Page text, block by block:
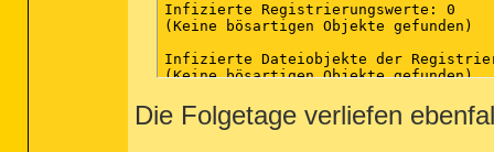
Infizierte Registrierungswerte: 0
(Keine bösartigen Objekte gefunden)
Infizierte Dateiobjekte der
(Keine bösartigen Objekte gefunden)
Infizierte Verzeichnisse: 0
(Keine bösartigen Objekte gefunden)
Die Folgetage verliefen